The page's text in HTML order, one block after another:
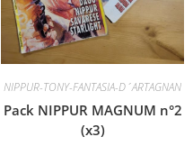
NIPPUR-TONY-FANTASIA-D´ARTAGNAN
Pack NIPPUR MAGNUM n°2
(x3)